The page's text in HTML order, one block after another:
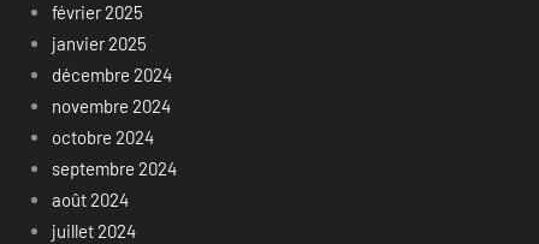
février 2025
janvier 2025
décembre 2024
novembre 2024
octobre 2024
septembre 2024
août 2024
juillet 2024